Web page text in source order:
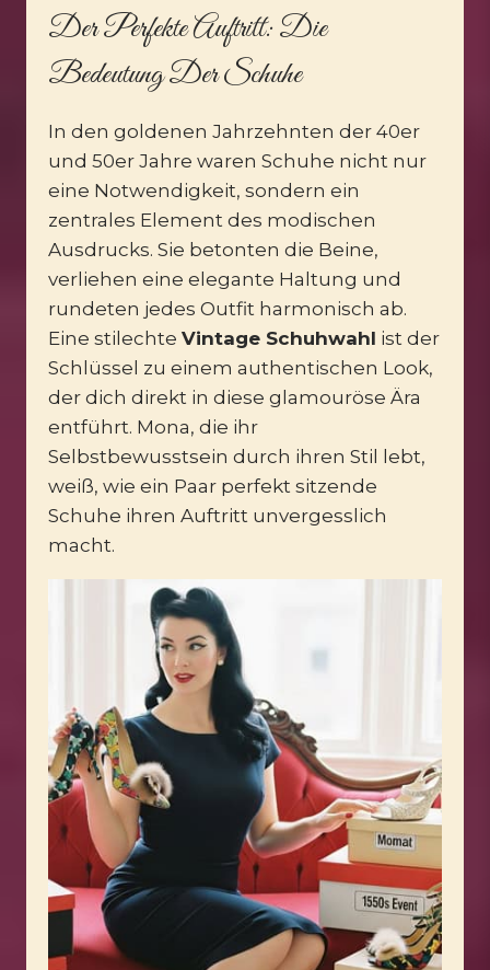
Der Perfekte Auftritt: Die
Bedeutung Der Schuhe
In den goldenen Jahrzehnten der 40er
und 50er Jahre waren Schuhe nicht nur
eine Notwendigkeit, sondern ein
zentrales Element des modischen
Ausdrucks. Sie betonten die Beine,
verliehen eine elegante Haltung und
rundeten jedes Outfit harmonisch ab.
Eine stilechte Vintage Schuhwahl ist der
Schlüssel zu einem authentischen Look,
der dich direkt in diese glamouröse Ära
entführt. Mona, die ihr
Selbstbewusstsein durch ihren Stil lebt,
weiß, wie ein Paar perfekt sitzende
Schuhe ihren Auftritt unvergesslich
macht.